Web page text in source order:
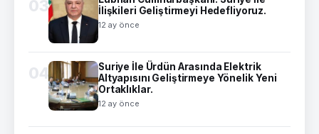
03
İlişkileri Geliştirmeyi Hedefliyoruz.
12 ay önce
04
Suriye İle Ürdün Arasında Elektrik
Altyapısını Geliştirmeye Yönelik Yeni
Ortaklıklar.
12 ay önce